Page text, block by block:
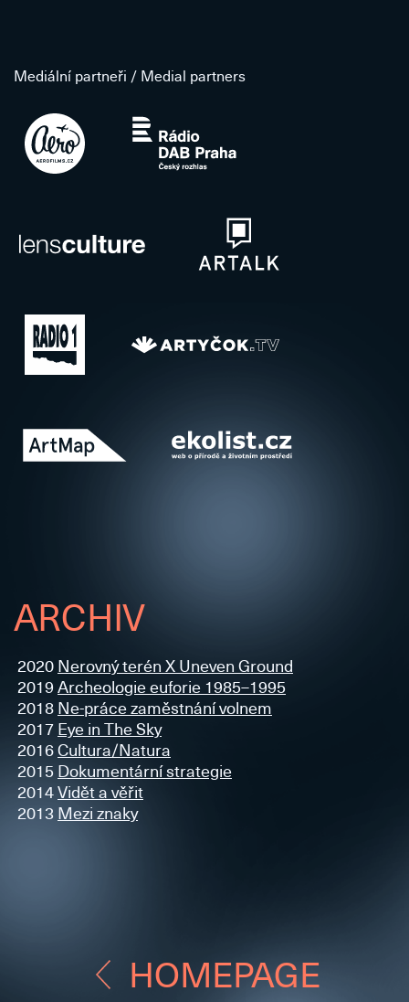
Mediální partneři / Medial partners
ARCHIV
2020 Nerovný terén X Uneven Ground
2019 Archeologie euforie 1985–1995
2018 Ne-práce zaměstnání volnem
2017 Eye in The Sky
2016Cultura/Natura
2015 Dokumentární strategie
2014Vidět a věřit
2013 Mezi znaky
HOMEPAGE